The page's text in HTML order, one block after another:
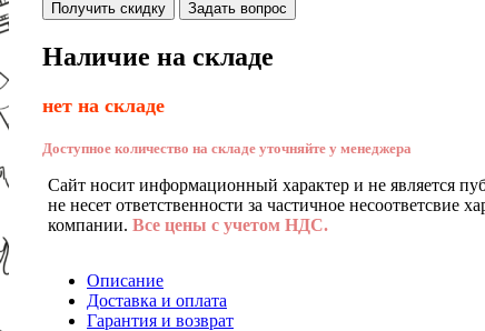
Получить скидку Задать вопрос
Наличие на складе
нет на складе
Доступное количество на складе уточняйте у менеджера
Сайт носит информационный характер и не является
не несет ответственности за частичное
компании. Все цены с учетом НДС.
Описание
Доставка и оплата
Гарантия и возврат